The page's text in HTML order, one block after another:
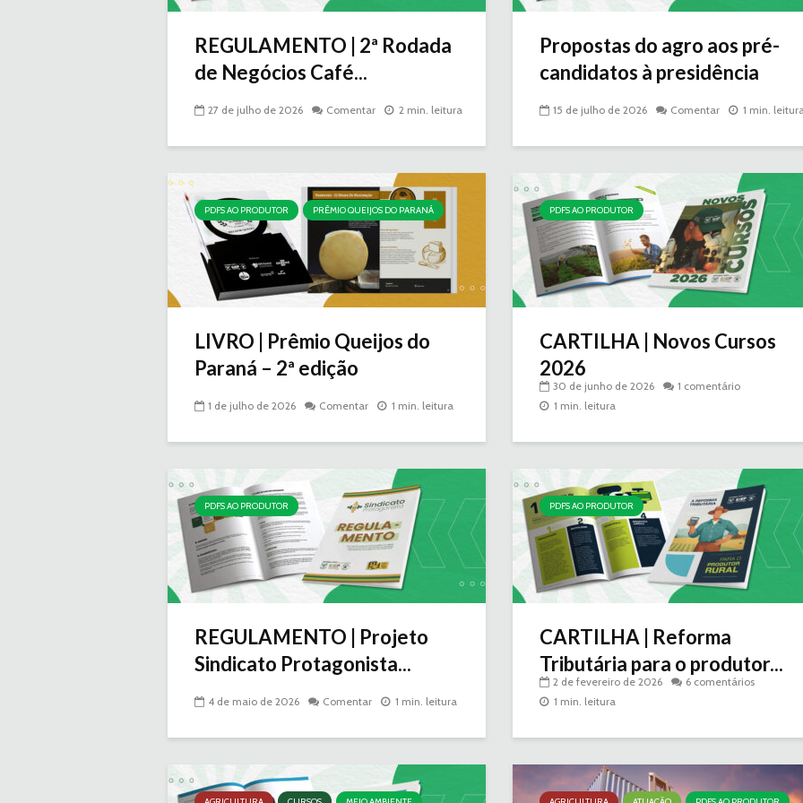
REGULAMENTO | 2ª Rodada
de Negócios Café...
27 de julho de 2026 Comentar 2 min. leitura
Propostas do agro aos pré-
candidatos à presidência
15 de julho de 2026 Comentar 1 min.
PDFS AO PRODUTOR PRÊMIO QUEIJOS DO PARANÁ
LIVRO | Prêmio Queijos do
Paraná – 2ª edição
1 de julho de 2026 Comentar 1 min. leitura
PDFS AO PRODUTOR
CARTILHA | Novos Cursos
2026
30 de junho de 2026
1 comentário
1 min. leitura
PDFS AO PRODUTOR
REGULAMENTO | Projeto
Sindicato Protagonista...
4 de maio de 2026 Comentar 1 min. leitura
PDFS AO PRODUTOR
CARTILHA | Reforma
Tributária para o produtor...
2 de fevereiro de 2026
6 comentários
1 min. leitura